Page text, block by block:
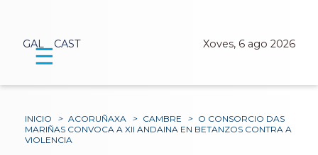
GAL CAST Xoves, 6 ago 2026
☰
INICIO > ACORUÑAXA > CAMBRE > O CONSORCIO DAS
MARIÑAS CONVOCA A XII ANDAINA EN BETANZOS CONTRA A
VIOLENCIA